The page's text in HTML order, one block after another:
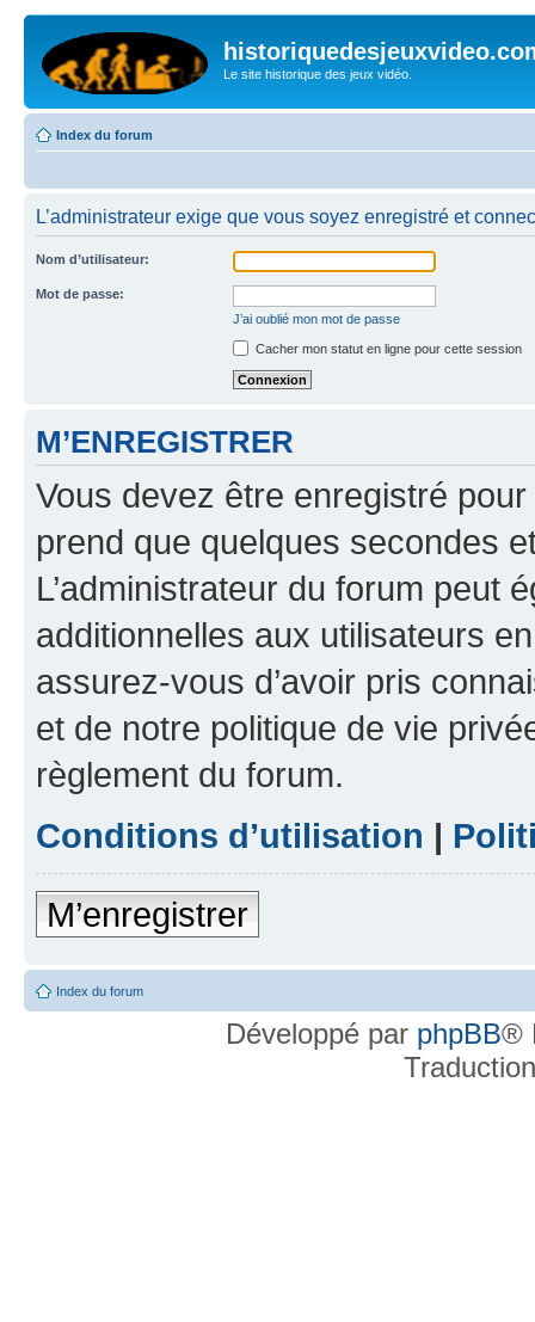
Le site historique des jeux vidéo.
Index du forum
L’administrateur exige que vous soyez enregistré et
Nom d’utilisateur:
Mot de passe:
J’ai oublié mon mot de passe
Cacher mon statut en ligne pour cette session
M’ENREGISTRER
Vous devez être enregistré
prend que quelques secondes
L’administrateur du forum peut
additionnelles aux utilisateurs
assurez-vous d’avoir pris
et de notre politique de vie
règlement du forum.
Conditions d’utilisation |
M’enregistrer
Index du forum
Développé par phpBB®